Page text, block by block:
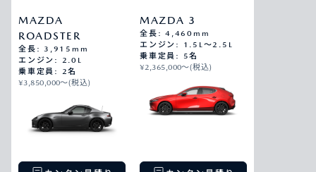
MAZDA
ROADSTER
全長: 3,915mm
エンジン: 2.0L
乗車定員: 2名
¥3,850,000〜(税込)
MAZDA 3
全長: 4,460mm
エンジン: 1.5L～2.5L
乗車定員: 5名
¥2,365,000〜(税込)